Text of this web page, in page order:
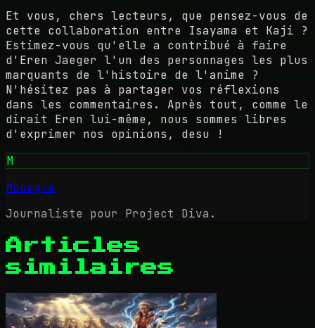
Et vous, chers lecteurs, que pensez-vous de
cette collaboration entre Isayama et Kaji ?
Estimez-vous qu'elle a contribué à faire
d'Eren Jaeger l'un des personnages les plus
marquants de l'histoire de l'anime ?
N'hésitez pas à partager vos réflexions
dans les commentaires. Après tout, comme le
dirait Eren lui-même, nous sommes libres
d'exprimer nos opinions, desu !
M
Mooogle
Journaliste pour Project Diva.
Articles
similaires